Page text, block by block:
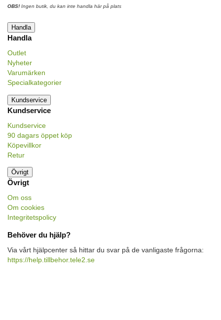
OBS! Ingen butik, du kan inte handla här på plats
Handla
Handla
Outlet
Nyheter
Varumärken
Specialkategorier
Kundservice
Kundservice
Kundservice
90 dagars öppet köp
Köpevillkor
Retur
Övrigt
Övrigt
Om oss
Om cookies
Integritetspolicy
Behöver du hjälp?
Via vårt hjälpcenter så hittar du svar på de vanligaste frågorna:
https://help.tillbehor.tele2.se